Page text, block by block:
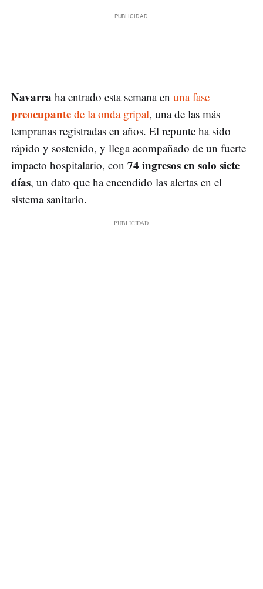
Navarra ha entrado esta semana en una fase
preocupante de la onda gripal, una de las más
tempranas registradas en años. El repunte ha sido
rápido y sostenido, y llega acompañado de un fuerte
impacto hospitalario, con 74 ingresos en solo siete
días, un dato que ha encendido las alertas en el
sistema sanitario.